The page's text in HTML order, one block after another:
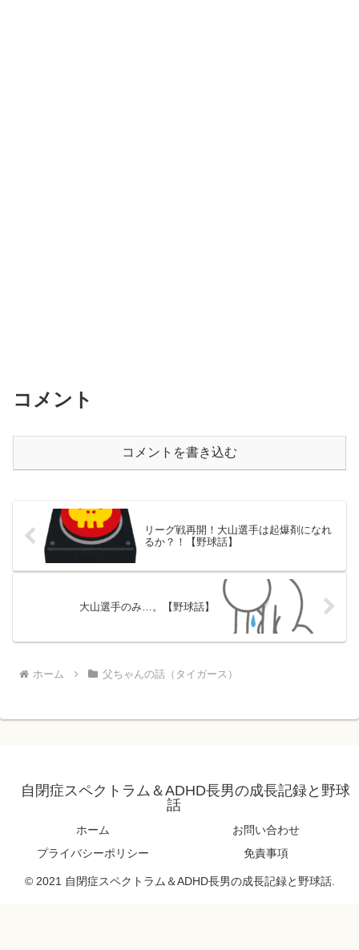
コメント
コメントを書き込む
リーグ戦再開！大山選手は起爆剤になれ
るか？！【野球話】
大山選手のみ…。【野球話】
ホーム 父ちゃんの話（タイガース）
自閉症スペクトラム＆ADHD長男の成長記録と野球
話
ホーム
お問い合わせ
プライバシーポリシー
免責事項
© 2021 自閉症スペクトラム＆ADHD長男の成長記録と野球話.